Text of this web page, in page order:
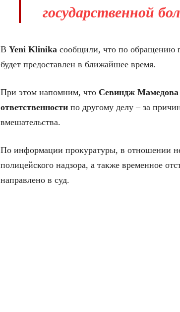
государственной
В Yeni Klinika сообщили, что по обращению
будет предоставлен в ближайшее время.
При этом напомним, что Севиндж Мамедова
ответственности по другому делу – за
вмешательства.
По информации прокуратуры, в отношении
полицейского надзора, а также временное
направлено в суд.